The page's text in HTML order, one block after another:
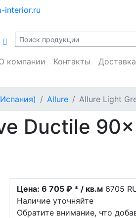
interior.ru
компании Контакты Доставка
Allure Allure Light
Ductile
Цена: 6 705 ₽ * / кв.м 6705
Наличие уточняйте
Обратите внимание, что